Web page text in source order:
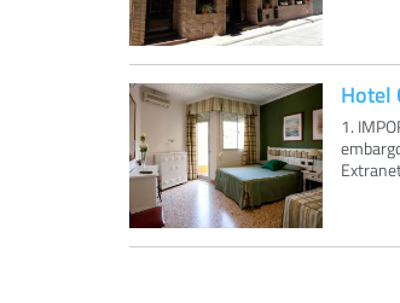
Hotel
1.